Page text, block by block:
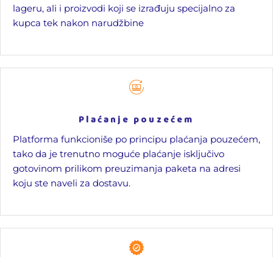
lageru, ali i proizvodi koji se izrađuju specijalno za
kupca tek nakon narudžbine
Plaćanje pouzećem
Platforma funkcioniše po principu plaćanja pouzećem,
tako da je trenutno moguće plaćanje isključivo
gotovinom prilikom preuzimanja paketa na adresi
koju ste naveli za dostavu.